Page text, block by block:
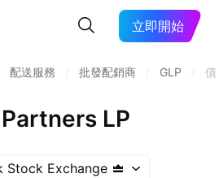
立即開始
配送服務 批發配銷商 GLP 債
LP
Stock Exchange